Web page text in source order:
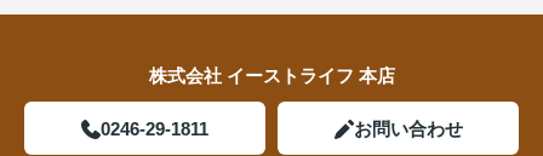
株式会社 イーストライフ 本店
0246-29-1811 お問い合わせ